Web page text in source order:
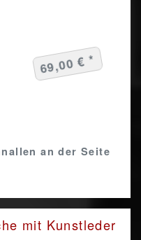
an der Seite
69,00 € *